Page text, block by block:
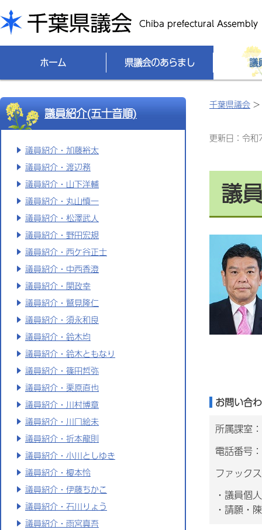
千葉県議会
ホーム 県議会のあらまし 議
議員紹介(五十音順)
議員紹介・加藤裕太
議員紹介・渡辺務
議員紹介・山下洋輔
議員紹介・丸山慎一
議員紹介・松澤武人
議員紹介・野田宏規
議員紹介・西ケ谷正士
議員紹介・中西香澄
議員紹介・関政幸
議員紹介・鷲見隆仁
議員紹介・須永和良
議員紹介・鈴木均
議員紹介・鈴木ともなり
議員紹介・篠田哲弥
議員紹介・栗原直也
議員紹介・川村博章
議員紹介・川口絵未
議員紹介・折本龍則
議員紹介・小川としゆき
議員紹介・榎本怜
議員紹介・伊藤ちかこ
議員紹介・石川りょう
議員紹介・雨宮真吾
千葉県議会 >
更新日：令
議
お問い合
所属課室：
電話番号
ファック
・議員個
・請願・